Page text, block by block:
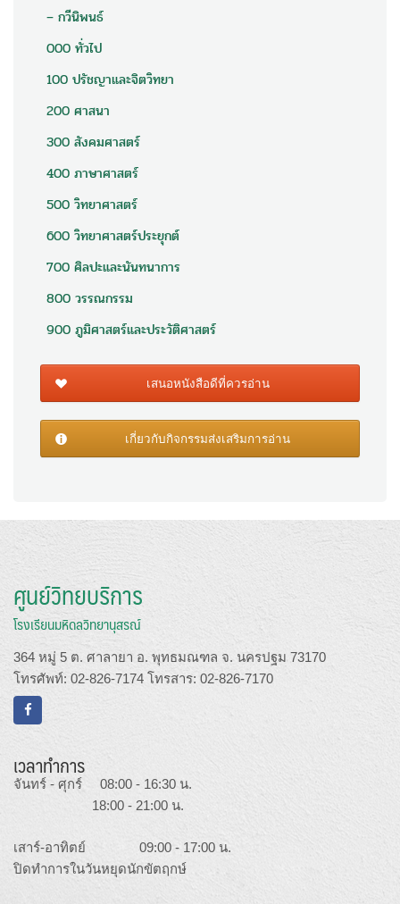
– กวีนิพนธ์
000 ทั่วไป
100 ปรัชญาและจิตวิทยา
200 ศาสนา
300 สังคมศาสตร์
400 ภาษาศาสตร์
500 วิทยาศาสตร์
600 วิทยาศาสตร์ประยุกต์
700 ศิลปะและนันทนาการ
800 วรรณกรรม
900 ภูมิศาสตร์และประวัติศาสตร์
เสนอหนังสือดีที่ควรอ่าน
เกี่ยวกับกิจกรรมส่งเสริมการอ่าน
ศูนย์วิทยบริการ
โรงเรียนมหิดลวิทยานุสรณ์
364 หมู่ 5 ต. ศาลายา อ. พุทธมณฑล จ. นครปฐม 73170
โทรศัพท์: 02-826-7174 โทรสาร: 02-826-7170
เวลาทำการ
จันทร์ - ศุกร์ 08:00 - 16:30 น.
18:00 - 21:00 น.
เสาร์-อาทิตย์ 09:00 - 17:00 น.
ปิดทำการในวันหยุดนักขัตฤกษ์